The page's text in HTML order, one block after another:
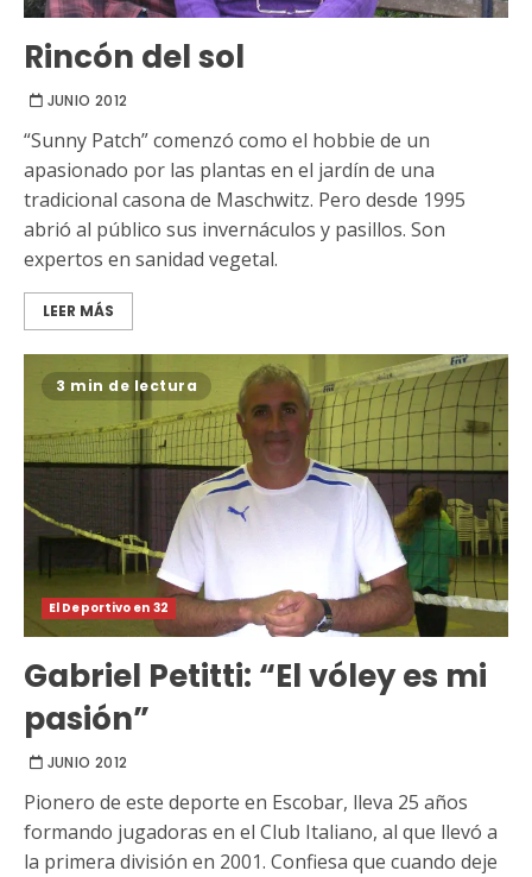
Rincón del sol
JUNIO 2012
“Sunny Patch” comenzó como el hobbie de un
apasionado por las plantas en el jardín de una
tradicional casona de Maschwitz. Pero desde 1995
abrió al público sus invernáculos y pasillos. Son
expertos en sanidad vegetal.
LEER MÁS
3 min de lectura
El Deportivo en 32
Gabriel Petitti: “El vóley es mi
pasión”
JUNIO 2012
Pionero de este deporte en Escobar, lleva 25 años
formando jugadoras en el Club Italiano, al que llevó a
la primera división en 2001. Confiesa que cuando deje